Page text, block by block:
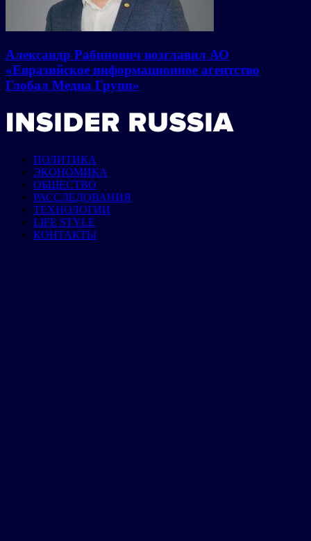
Александр Рабинович возглавил АО
«Евразийское информационное агентство
Глобал Медиа Групп»
ПОЛИТИКА
ЭКОНОМИКА
ОБЩЕСТВО
РАССЛЕДОВАНИЯ
ТЕХНОЛОГИИ
LIFE STYLE
КОНТАКТЫ